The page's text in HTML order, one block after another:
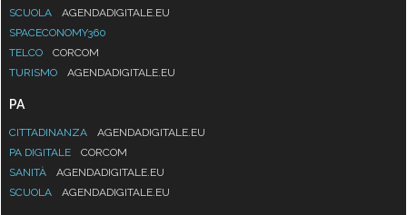
SCUOLA
AGENDADIGITALE.EU
SPACECONOMY360
TELCO
CORCOM
TURISMO
AGENDADIGITALE.EU
PA
CITTADINANZA
AGENDADIGITALE.EU
PA DIGITALE
CORCOM
SANITÀ
AGENDADIGITALE.EU
SCUOLA
AGENDADIGITALE.EU